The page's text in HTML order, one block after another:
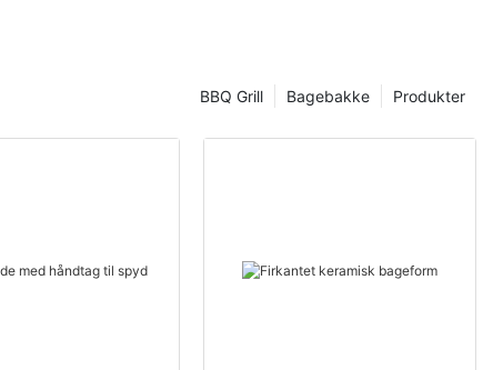
Produkter
Bagebakke
BBQ Grill